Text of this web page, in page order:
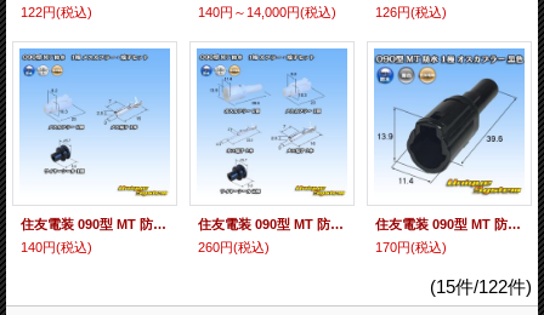
122円(税込)
140円～14,000円(税込)
126円(税込)
住友電装 090型 MT 防水 1極 メスカプラー・端子セット
140円(税込)
住友電装 090型 MT 防水 1極 カプラー・端子セット
260円(税込)
住友電装 090型 MT 防水 1極 オスカプラー 黒色
170円(税込)
(15件/122件)